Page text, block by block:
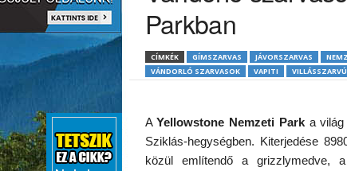
Parkban
CÍMKÉK GÍMSZARVAS JÁVORSZARVAS
VÁNDORLÓ SZARVASOK
VAPITI
AYellowstone Nemzeti Parka világ
Sziklás-hegységben. Kiterjedése
közül említendő a grizzlymedve,